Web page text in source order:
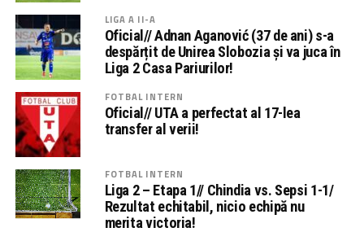
LIGA A II-A
Oficial// Adnan Aganović (37 de ani) s-a
despărțit de Unirea Slobozia și va juca în
Liga 2 Casa Pariurilor!
FOTBAL INTERN
Oficial// UTA a perfectat al 17-lea
transfer al verii!
FOTBAL INTERN
Liga 2 – Etapa 1// Chindia vs. Sepsi 1-1/
Rezultat echitabil, nicio echipă nu
merita victoria!